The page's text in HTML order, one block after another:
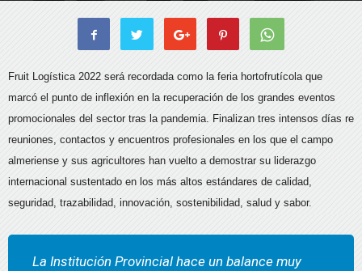
Fruit Logística 2022 será recordada como la feria hortofrutícola que
marcó el punto de inflexión en la recuperación de los grandes eventos
promocionales del sector tras la pandemia. Finalizan tres intensos días re
reuniones, contactos y encuentros profesionales en los que el campo
almeriense y sus agricultores han vuelto a demostrar su liderazgo
internacional sustentado en los más altos estándares de calidad,
seguridad, trazabilidad, innovación, sostenibilidad, salud y sabor.
La Institución Provincial hace un balance muy